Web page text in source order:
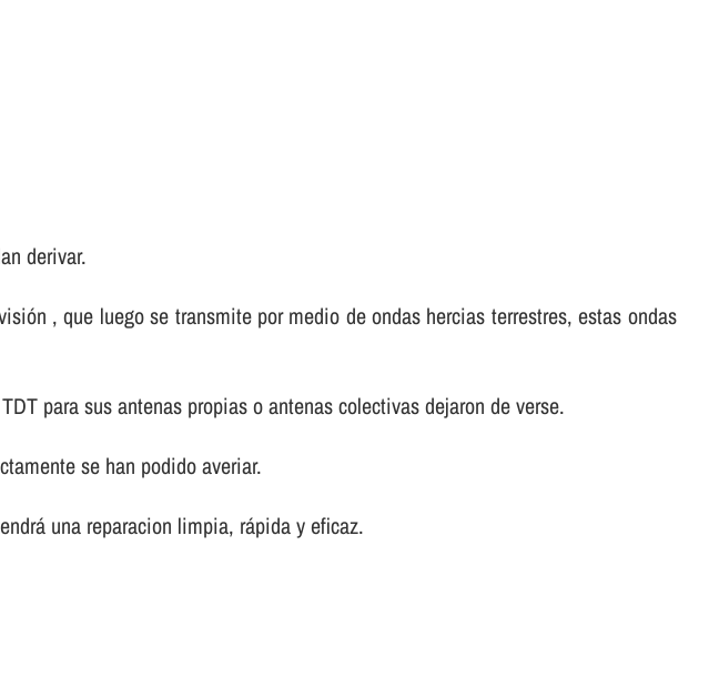
derivar.
, que luego se transmite por medio de ondas hercias terrestres, estas ondas
para sus antenas propias o antenas colectivas dejaron de verse.
se han podido averiar.
una reparacion limpia, rápida y eficaz.